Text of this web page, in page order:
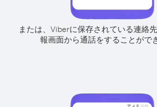
または、Viberに保存されている連絡
報画面から通話をすることがで